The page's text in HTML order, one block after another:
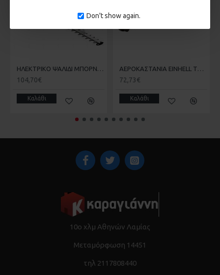
Don't show again.
HΛΕΚΤΡΙΚΟ ΨΑΛΙΔΙ ΜΠΟΡΝΤΟΥΡΑΣ 650W GΕ-EH 6560 EINHELL 3403330
104,70€
Καλάθι
ΑΕΡΟΚΑΣΤΑΝΙΑ EINHELL TC-PR 68 4139180
72,73€
Καλάθι
10ο χλμ Αθηνών Λαμίας
Μεταμόρφωση 14451
τηλ 2117808440